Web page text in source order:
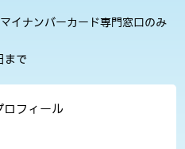
イナンバーカード専門窓口のみ
まで
ロフィール